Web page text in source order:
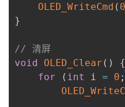
OLED_WriteCmd (
}
// 清屏
void
OLED_Clear ( )
{
for
( int i = 0 ;